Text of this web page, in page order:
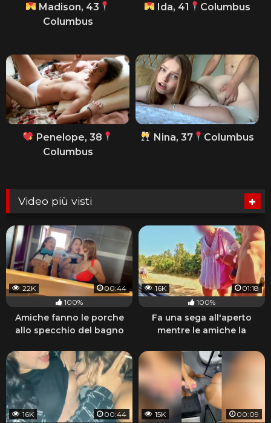
Madison, 43
Columbus
Ida, 41 Columbus
Penelope, 38
Columbus
Nina, 37 Columbus
Video più visti
22K
00:44
100%
Amiche fanno le porche
allo specchio del bagno
16K
01:18
100%
Fa una sega all'aperto
mentre le amiche la
16K
00:44
15K
00:09